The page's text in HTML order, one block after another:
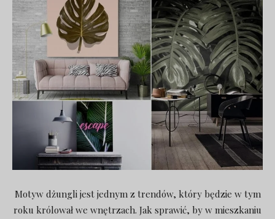
Motyw dżungli jest jednym z trendów, który będzie w tym
roku królował we wnętrzach. Jak sprawić, by w mieszkaniu